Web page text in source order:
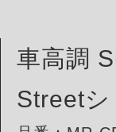
車高調
Street